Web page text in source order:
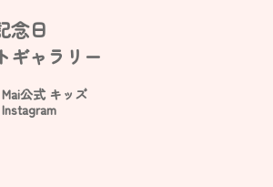
念日
ギャラリー
Mai公式 キッズ
Instagram